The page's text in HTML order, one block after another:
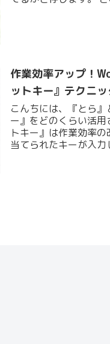
作業効率アップ！
ットキー』テクニッ
こんちには、『とら
ー』をどのくらい活
トキー』は作業効率
当てられたキーが入